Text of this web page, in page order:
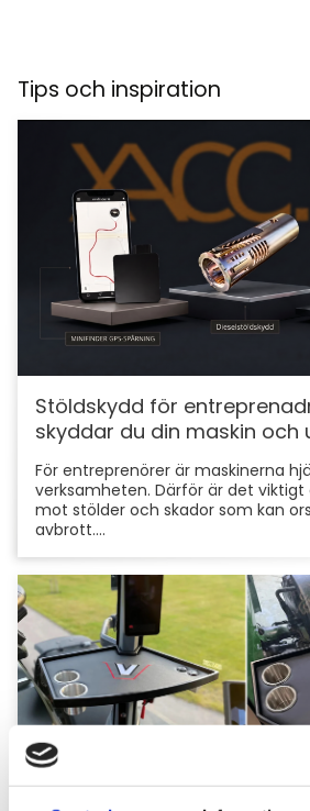
Tips och inspiration
Stöldskydd för
skyddar du din maskin och
För entreprenörer är maskinerna
verksamheten. Därför är det
mot stölder och skador som kan
avbrott....